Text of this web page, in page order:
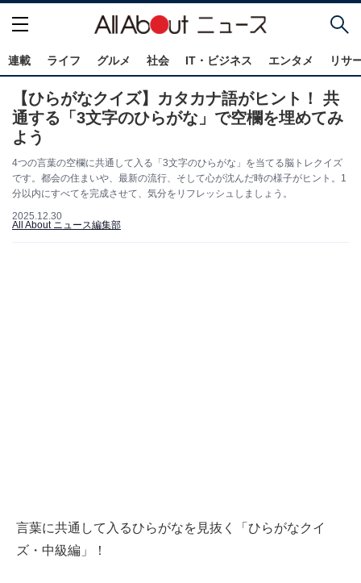
連載 ライフ グルメ 社会 IT・ビジネス エンタメ リサ
【ひらがなクイズ】カタカナ語がヒント！ 共
通する「3文字のひらがな」で空欄を埋めてみ
よう
4つの言葉の空欄に共通して入る「3文字のひらがな」を当てる脳トレクイズ
です。都会の住まいや、最新の流行、そして心が沈んだ時の様子がヒント。1
分以内にすべてを完成させて、気分をリフレッシュしましょう。
2025.12.30
All About ニュース編集部
言葉に共通して入るひらがなを見抜く「ひらがなクイ
ズ・中級編」！